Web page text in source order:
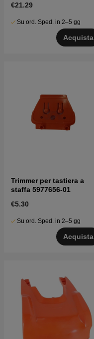
€21.29
Su ord. Sped. in 2–5 gg
Acquista
Trimmer per tastiera a
staffa 5977656-01
€5.30
Su ord. Sped. in 2–5 gg
Acquista